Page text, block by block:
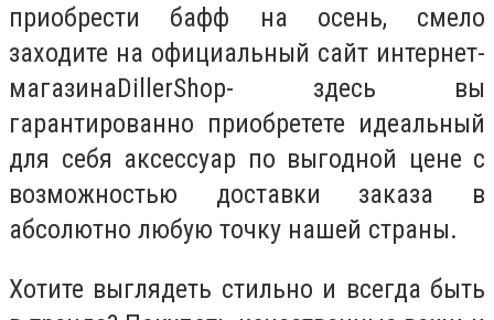
приобрести бафф на осень, смело
заходите на официальный сайт интернет-
магазинаDillerShop- здесь вы
гарантированно приобретете идеальный
для себя аксессуар по выгодной цене с
возможностью доставки заказа в
абсолютно любую точку нашей страны.
Хотите выглядеть стильно и всегда быть